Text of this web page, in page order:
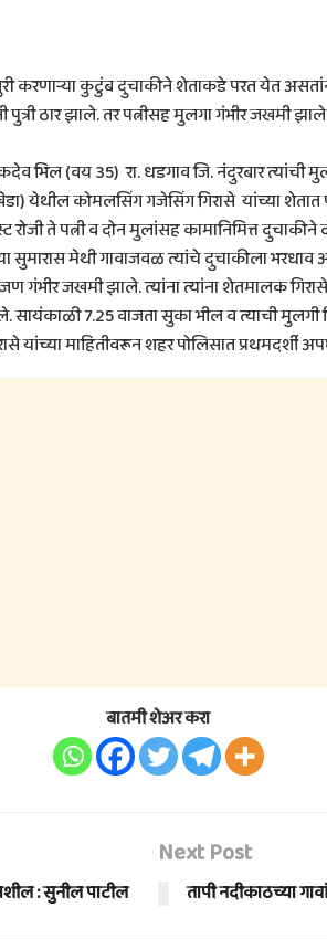
कुटुंब दुचाकीने शेताकडे परत येत
पुत्री ठार झाले. तर पत्नीसह मुलगा गंभीर जखमी
भिल (वय 35) रा. धडगाव जि. नंदुरबार त्यांची
येथील कोमलसिंग गजेसिंग गिरासे यांच्या शेतात
रोजी ते पत्नी व दोन मुलांसह कामानिमित्त
सुमारास मेथी गावाजवळ त्यांचे दुचाकीला
गंभीर जखमी झाले. त्यांना त्यांना शेतमालक गिरासे
7.25 वाजता सुका भील व त्याची मुलगी
यांच्या माहितीवरून शहर पोलिसात प्रथमदर्शी
बातमी शेअर करा
: सुनील पाटील
Next Post
तापी नदीकाठच्या